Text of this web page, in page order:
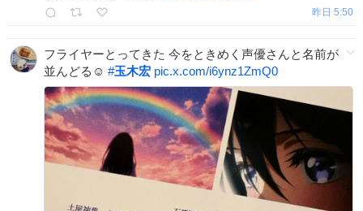
昨日 5:50
フライヤーとってきた 今をときめく声優さんと名前が
並んどる☺️ #玉木宏 pic.x.com/i6ynz1ZmQ0